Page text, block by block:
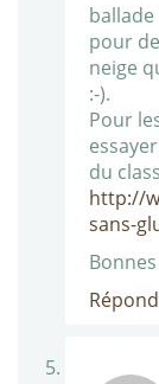
pour
neige
:-).
Pour
du
http://
sans-